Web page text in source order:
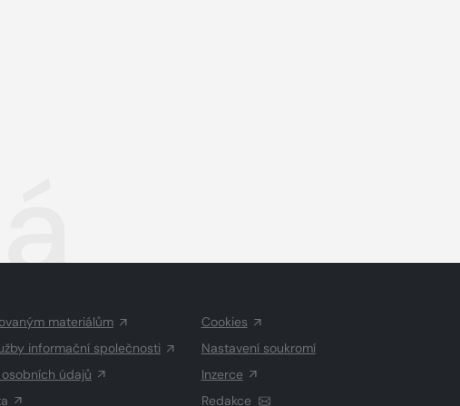
materiálům
informační společnosti
údajů
Cookies
Nastavení soukromí
Inzerce
Redakce